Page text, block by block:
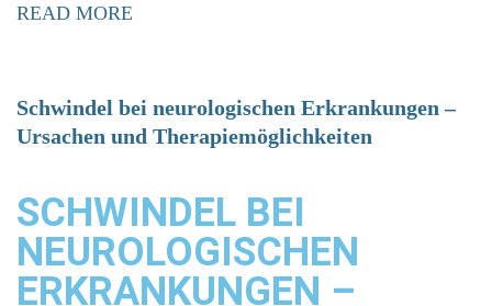
READ MORE
Schwindel bei neurologischen Erkrankungen –
Ursachen und Therapiemöglichkeiten
SCHWINDEL BEI
NEUROLOGISCHEN
ERKRANKUNGEN –